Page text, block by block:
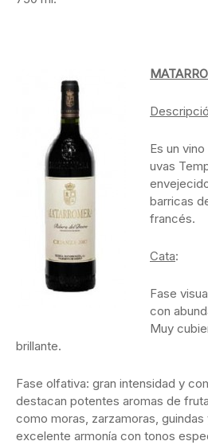
Es un
uvas
barricas
francés.
Cata:
Fase
con
Muy
brillante.
Fase olfativa: gran intensidad y
destacan potentes aromas de
como moras, zarzamoras, guindas
excelente armonía con tonos